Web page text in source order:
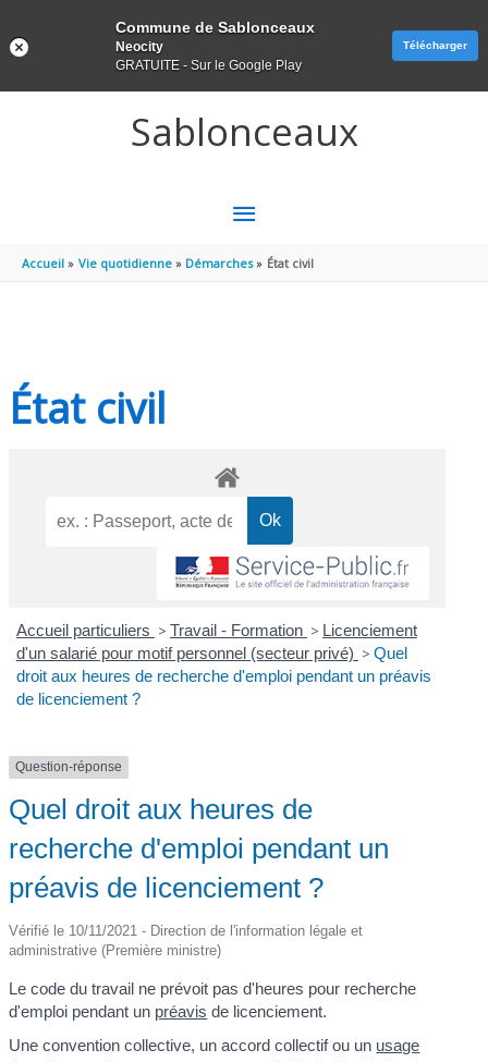
Sablonceaux
MENU
PRINCIPAL
Accueil Vie quotidienne Démarches État civil
État civil
Accueil particuliers > Travail - Formation > Licenciement
d'un salarié pour motif personnel (secteur privé) > Quel
droit aux heures de recherche d'emploi pendant un préavis
de licenciement ?
Question-réponse
Quel droit aux heures de
recherche d'emploi pendant un
préavis de licenciement ?
Vérifié le 10/11/2021 - Direction de l'information légale et
administrative (Première ministre)
Le code du travail ne prévoit pas d'heures pour recherche
d'emploi pendant un préavis de licenciement.
Une convention collective, un accord collectif ou un usage
Commune de Sablonceaux
Neocity
GRATUITE - Sur le Google Play
Télécharger